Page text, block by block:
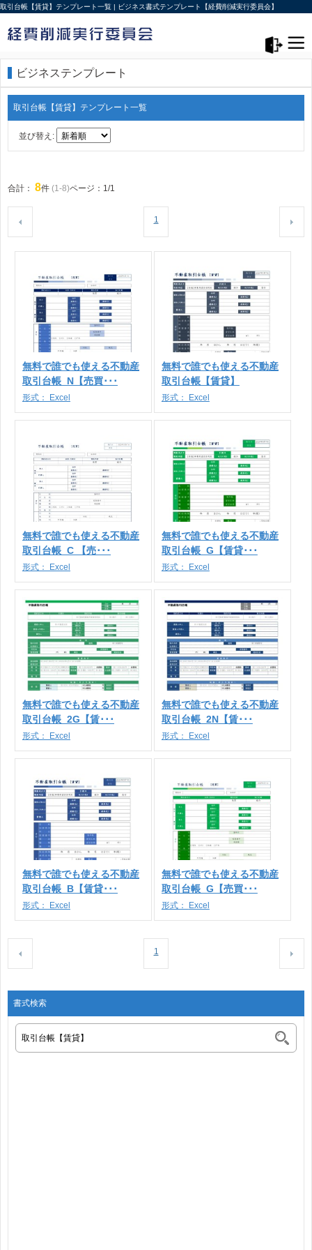
取引台帳【賃貸】テンプレート一覧 | ビジネス書式テンプレート【経費削減実行委員会】
ビジネステンプレート
取引台帳【賃貸】テンプレート一覧
並び替え:
合計： 8件 (1-8)ページ：1/1
1
無料で誰でも使える不動産
取引台帳_N【売買･･･
形式： Excel
無料で誰でも使える不動産
取引台帳【賃貸】
形式： Excel
無料で誰でも使える不動産
取引台帳_C 【売･･･
形式： Excel
無料で誰でも使える不動産
取引台帳_G【賃貸･･･
形式： Excel
無料で誰でも使える不動産
取引台帳_2G【賃･･･
形式： Excel
無料で誰でも使える不動産
取引台帳_2N【賃･･･
形式： Excel
無料で誰でも使える不動産
取引台帳_B【賃貸･･･
形式： Excel
無料で誰でも使える不動産
取引台帳_G【売買･･･
形式： Excel
1
書式検索